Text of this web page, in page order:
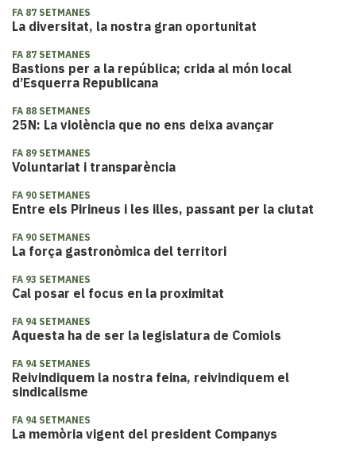
FA 87 SETMANES
La diversitat, la nostra gran oportunitat
FA 87 SETMANES
Bastions per a la república; crida al món local
d’Esquerra Republicana
FA 88 SETMANES
25N: La violència que no ens deixa avançar
FA 89 SETMANES
Voluntariat i transparència
FA 90 SETMANES
Entre els Pirineus i les illes, passant per la ciutat
FA 90 SETMANES
La força gastronòmica del territori
FA 93 SETMANES
Cal posar el focus en la proximitat
FA 94 SETMANES
Aquesta ha de ser la legislatura de Comiols
FA 94 SETMANES
Reivindiquem la nostra feina, reivindiquem el
sindicalisme
FA 94 SETMANES
La memòria vigent del president Companys